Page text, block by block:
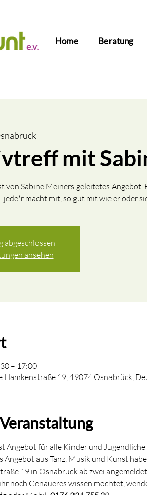
Home Beratung
mit
von Sabine Meiners geleitetes
macht mit, so gut mit wie er oder
abgeschlossen
ansehen
– 17:00
Hamkenstraße 19, 49074 Osnabrück,
Angebot für alle Kinder und
Angebot aus Tanz, Musik und Kunst
19 in Osnabrück ab zwei
noch Genaueres wissen möchtet,